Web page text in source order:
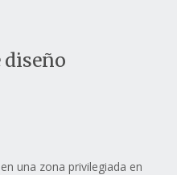
diseño
una zona privilegiada en